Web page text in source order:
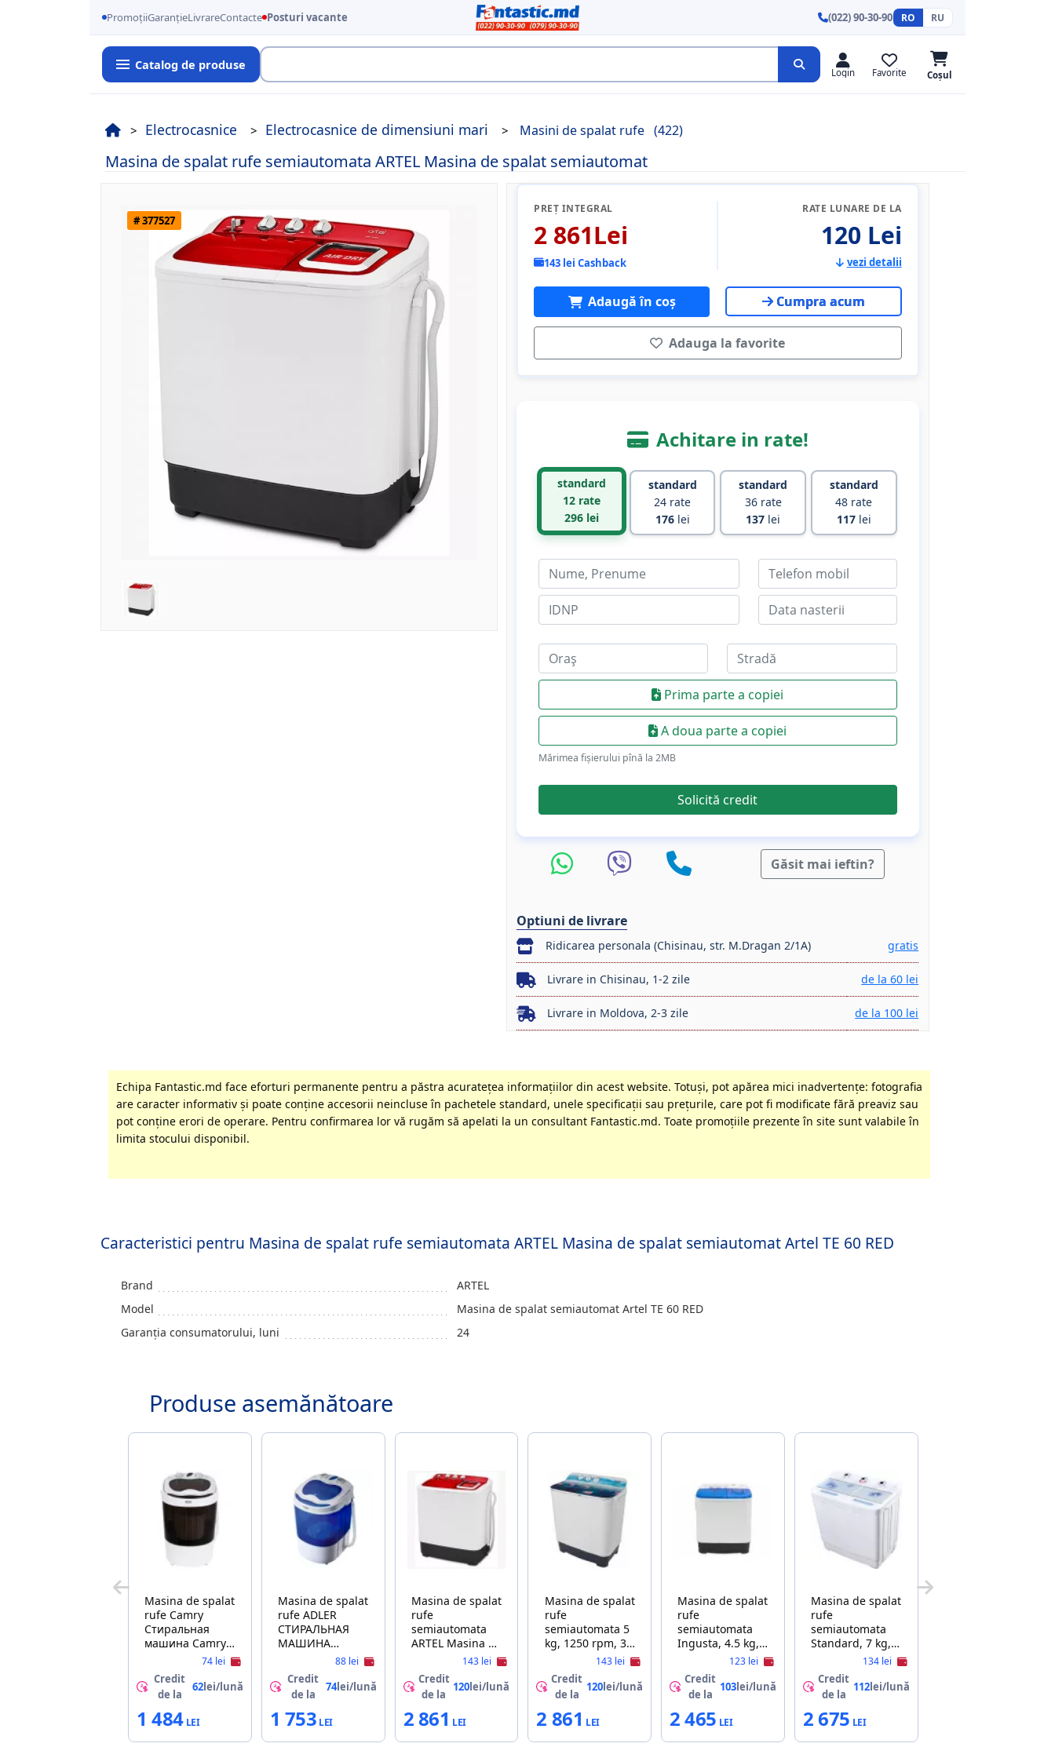
PromoțiiGaranțieLivrareContacte Posturi vacante (022) 90-30-90 RO RU
Catalog de produse
Login Favorite Coșul
Electrocasnice Electrocasnice de dimensiuni mari Masini de spalat rufe (422)
Masina de spalat rufe semiautomata ARTEL Masina de spalat semiautomat
# 377527
PREȚ INTEGRAL
2 861Lei
143 lei Cashback
RATE LUNARE DE LA
120 Lei
vezi detalii
Adaugă în coș Cumpra acum
Adauga la favorite
Achitare in rate!
standard
12 rate
296lei
standard
24 rate
176lei
standard
36 rate
137 lei
standard
48 rate
117lei
Prima parte a copiei
A doua parte a copiei
Mărimea fișierului pînă la 2МB
Solicită credit
Găsit mai ieftin?
Optiuni de livrare
Ridicarea personala (Chisinau, str. M.Dragan 2/1A) gratis
Livrare in Chisinau, 1-2 zile de la 60 lei
Livrare in Moldova, 2-3 zile de la 100 lei
Echipa Fantastic.md face eforturi permanente pentru a păstra acurateţea informaţiilor din acest website. Totuși, pot apărea mici inadvertenţe: fotografia
are caracter informativ şi poate conţine accesorii neincluse în pachetele standard, unele specificaţii sau preţurile, care pot fi modificate fără preaviz sau
pot conţine erori de operare. Pentru confirmarea lor vă rugăm să apelati la un consultant Fantastic.md. Toate promoţiile prezente în site sunt valabile în
limita stocului disponibil.
Caracteristici pentru Masina de spalat rufe semiautomata ARTEL Masina de spalat semiautomat Artel TE 60 RED
Brand
ARTEL
Model
Masina de spalat semiautomat Artel TE 60 RED
Garanția consumatorului, luni
24
Produse asemănătoare
Masina de spalat
rufe Camry
Стиральная
машина Camry
74 lei
Credit
de la
62lei/lună
1 484
Masina de spalat
rufe ADLER
СТИРАЛЬНАЯ
МАШИНА
БЕЛЫЙ/СИНИЙ
AD 8051
88 lei
Credit
de la
74lei/lună
1 753
Masina de spalat
rufe
semiautomata
ARTEL Masina de
semiautomat
Artel TE 60 RED
143 lei
Credit
de la
120lei/lună
2 861
Masina de spalat
rufe
semiautomata 5
kg, 1250 rpm, 3
prog, Alb ARTEL
TG 50 P Nature
01 А
143 lei
Credit
de la
120lei/lună
2 861
Masina de spalat
rufe
semiautomata
Ingusta, 4.5 kg,
1350 RPM, 2
programe, Alb,
Albastru, ARTEL
TE 45P
BLUE/WHITE/RED
A+
123 lei
Credit
de la
103lei/lună
2 465
Masina de spalat
rufe
semiautomata
Standard, 7 kg,
800 RPM, Alb,
Albastru Lavatto
XPB-72B A
134 lei
Credit
de la
112lei/lună
2 675